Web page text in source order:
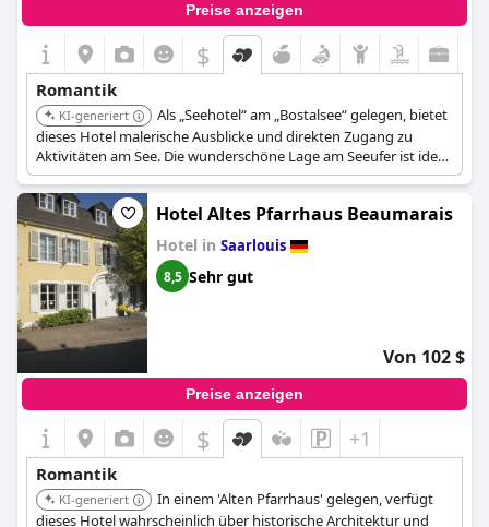
Preise anzeigen
$
Romantik
KI-generiert
Als „Seehotel“ am „Bostalsee“ gelegen, bietet
dieses Hotel malerische Ausblicke und direkten Zugang zu
Aktivitäten am See. Die wunderschöne Lage am Seeufer ist ideal
für einen romantischen Aufenthalt.
Hotel Altes Pfarrhaus Beaumarais
Hotel in Saarlouis
8,5 Sehr gut
Von 102 $
Preise anzeigen
$ +1
Romantik
KI-generiert
In einem 'Alten Pfarrhaus' gelegen, verfügt
dieses Hotel wahrscheinlich über historische Architektur und